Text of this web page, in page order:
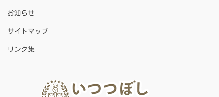
お知らせ
サイトマップ
リンク集